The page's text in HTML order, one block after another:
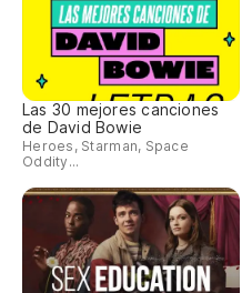
Las 30 mejores canciones
de David Bowie
Heroes, Starman, Space
Oddity...